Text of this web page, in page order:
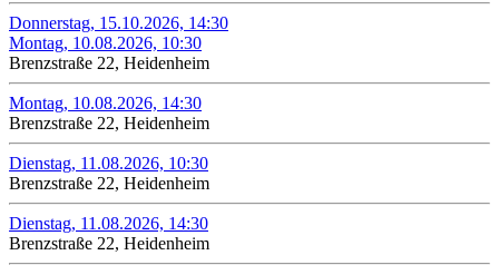
Donnerstag, 15.10.2026, 14:30
Montag, 10.08.2026, 10:30
Brenzstraße 22, Heidenheim
Montag, 10.08.2026, 14:30
Brenzstraße 22, Heidenheim
Dienstag, 11.08.2026, 10:30
Brenzstraße 22, Heidenheim
Dienstag, 11.08.2026, 14:30
Brenzstraße 22, Heidenheim